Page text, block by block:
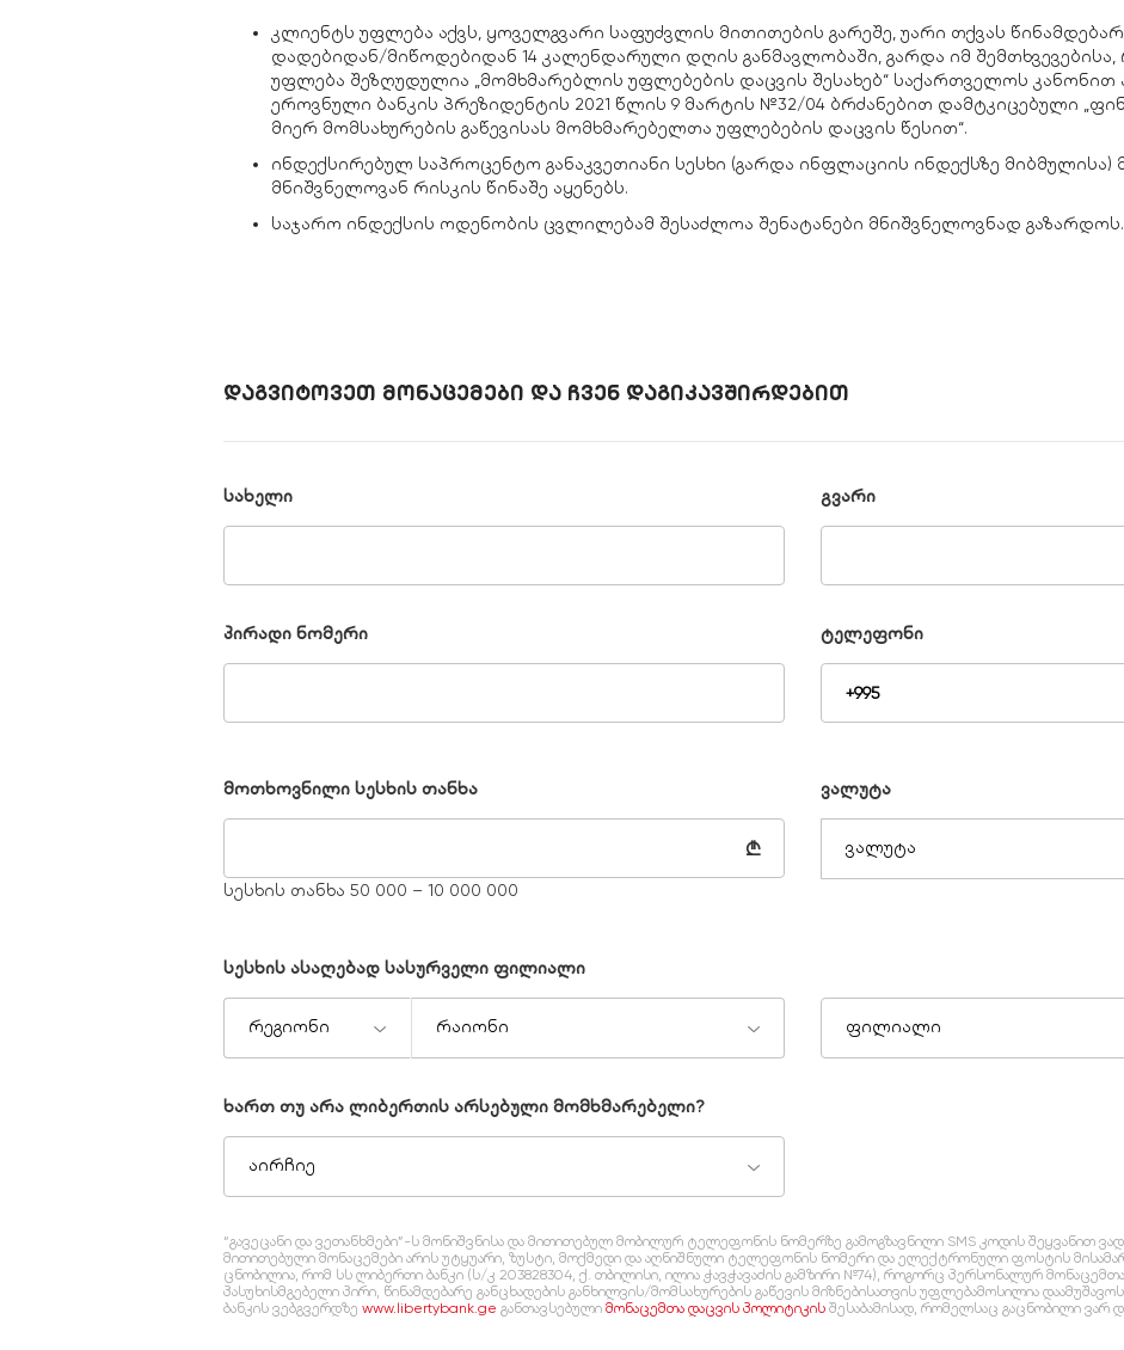
კლიენტს უფლება აქვს, ყოველგვარი საფუძვლის მითითების გარეშე, უარი თქვას
დადებიდან/მიწოდებიდან 14 კალენდარული დღის განმავლობაში, გარდა იმ
უფლება შეზღუდულია „მომხმარებლის უფლებების დაცვის შესახებ“ საქართველოს
ეროვნული ბანკის პრეზიდენტის 2021 წლის 9 მარტის №32/04 ბრძანებით დამტკიცებული
მიერ მომსახურების გაწევისას მომხმარებელთა უფლებების დაცვის წესით“.
ინდექსირებულ საპროცენტო განაკვეთიანი სესხი (გარდა ინფლაციის ინდექსზე მიბმულისა)
მნიშვნელოვან რისკის წინაშე აყენებს.
საჯარო ინდექსის ოდენობის ცვლილებამ შესაძლოა შენატანები მნიშვნელოვნად გაზარდოს.
დაგვიტოვეთ მონაცემები და ჩვენ დაგიკავშირდებით
სახელი გვარი
პირადი ნომერი ტელეფონი
მოთხოვნილი სესხის თანხა
₾
სესხის თანხა 50 000 – 10 000 000
ვალუტა
ვალუტა
სესხის ასაღებად სასურველი ფილიალი
რეგიონი რაიონი ფილიალი
ხართ თუ არა ლიბერთის არსებული მომხმარებელი?
აირჩიე
“გავეცანი და ვეთანხმები”-ს მონიშვნისა და მითითებულ მობილურ ტელეფონის ნომერზე გამოგზავნილი SMS კოდის შეყვანით
მითითებული მონაცემები არის უტყუარი, ზუსტი, მოქმედი და აღნიშნული ტელეფონის ნომერი და ელექტრონული ფოსტის
ცნობილია, რომ სს ლიბერთი ბანკი (ს/კ 203828304, ქ. თბილისი, ილია ჭავჭავაძის გამზირი №74), როგორც პერსონალურ მონაცემთა
პასუხისმგებელი პირი, წინამდებარე განცხადების განხილვის/მომსახურების გაწევის მიზნებისათვის უფლებამოსილია
ბანკის ვებგვერდზე www.libertybank.ge განთავსებული მონაცემთა დაცვის პოლიტიკის შესაბამისად, რომელსაც გაცნობილი ვარ